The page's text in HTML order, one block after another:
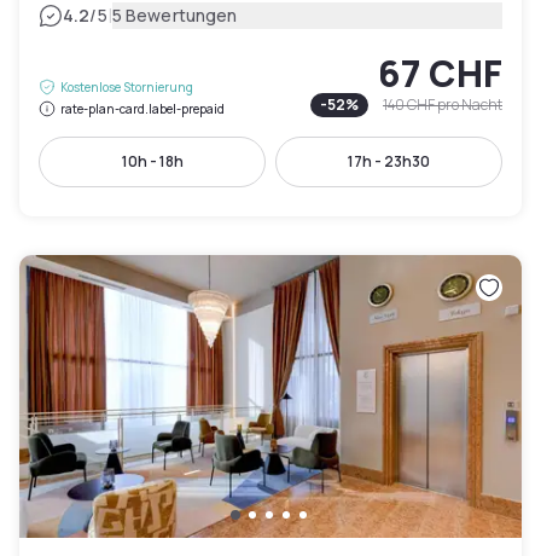
4.2/5|5 Bewertungen
Kostenlose Stornierung
rate-plan-card.label-prepaid
67 CHF
-52% 140 CHFpro Nacht
10h - 18h 17h - 23h30